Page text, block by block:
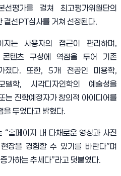
선평가를 걸쳐 최고평가위원단의
결선PT심사를 거쳐 선정된다.
지는 사용자의 접근이 편리하며 ,
콘텐츠 구성에 역점을 두어 기존
졌다.또한, 5개 전공인 미용학,
델학, 시각디자인학의 예술성을
는 진학예정자가 창의적 아이디어를
을 두었다고 밝혔다.
“홈페이지 내 다채로운 영상과 사진
장을 경험할 수 있기를 바란다”며
가하는 추세다”라고 덧붙였다.